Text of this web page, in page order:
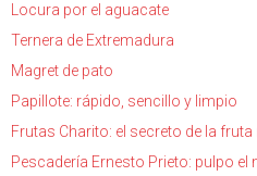
Locura por el aguacate
Ternera de Extremadura
Magret de pato
Papillote: rápido, sencillo y limpio
Frutas Charito: el secreto de la
Pescadería Ernesto Prieto: pulpo